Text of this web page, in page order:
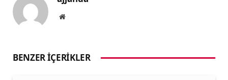
Website
BENZER İÇERIKLER